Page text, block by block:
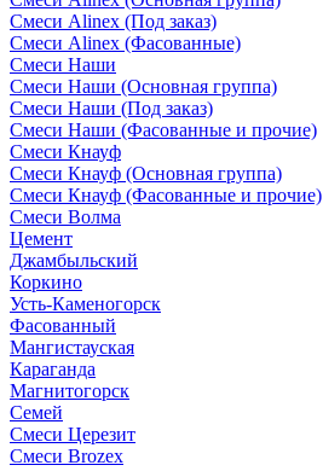
Смеси Alinex (Под заказ)
Смеси Alinex (Фасованные)
Смеси Наши
Смеси Наши (Основная группа)
Смеси Наши (Под заказ)
Смеси Наши (Фасованные и прочие)
Смеси Кнауф
Смеси Кнауф (Основная группа)
Смеси Кнауф (Фасованные и прочие)
Смеси Волма
Цемент
Джамбыльский
Коркино
Усть-Каменогорск
Фасованный
Мангистауская
Караганда
Магнитогорск
Семей
Смеси Церезит
Смеси Brozex